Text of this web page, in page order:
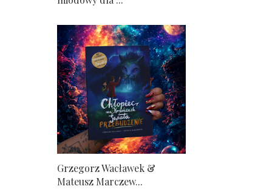
Grzegorz Wacławek &
Mateusz Marczew...